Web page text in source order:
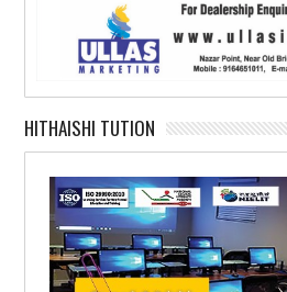
HITHAISHI TUTION